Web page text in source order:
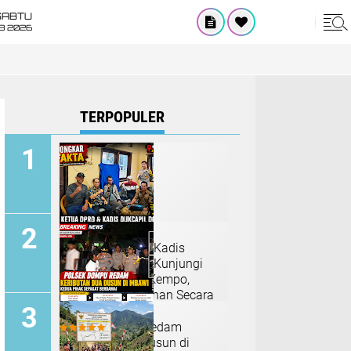
2026
TERPOPULER
Ketua DPRD dan Kadis
Dukcapil Dompu Kunjungi
ODGJ di Polsek Kempo,
Dorong Penanganan Secara
Humanis
Polsek Dompu Redam
Keributan Dua Dusun di